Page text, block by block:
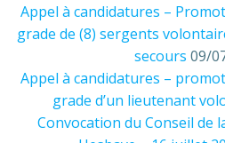
Appel à candidatures –
grade de (8) sergents
secours 09/
Appel à candidatures –
grade d’un lieutenant
Convocation du Conseil de